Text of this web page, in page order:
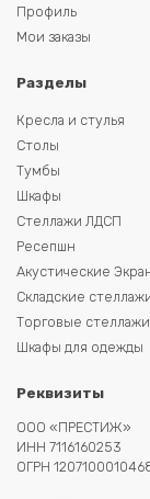
Профиль
Мои заказы
Разделы
Кресла и стулья
Столы
Тумбы
Шкафы
Стеллажи ЛДСП
Ресепшн
Акустические
Складские
Торговые стеллажи
Шкафы для одежды
Реквизиты
ООО «ПРЕСТИЖ»
ИНН 7116160253
ОГРН